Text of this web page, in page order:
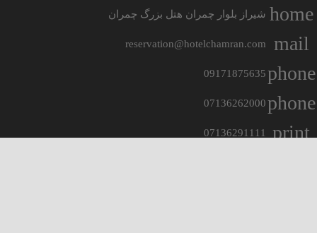
home شیراز بلوار چمران هتل بزرگ چمران
mail
reservation@hotelchamran.com
phone
09171875635
phone
07136262000
print
07136291111